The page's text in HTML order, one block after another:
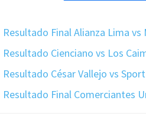
Resultado Final Alianza Lima
Resultado Cienciano vs Los
Resultado César Vallejo vs
Resultado Final Comerciantes